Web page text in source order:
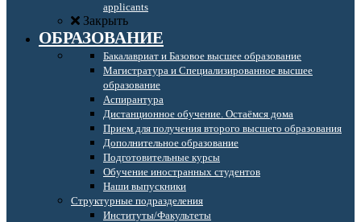
applicants
Закрыть
ОБРАЗОВАНИЕ
Бакалавриат и Базовое высшее образование
Магистратура и Специализированное высшее
образование
Аспирантура
Дистанционное обучение. Остаёмся дома
Прием для получения второго высшего образования
Дополнительное образование
Подготовительные курсы
Обучение иностранных студентов
Наши выпускники
Структурные подразделения
Институты/Факультеты